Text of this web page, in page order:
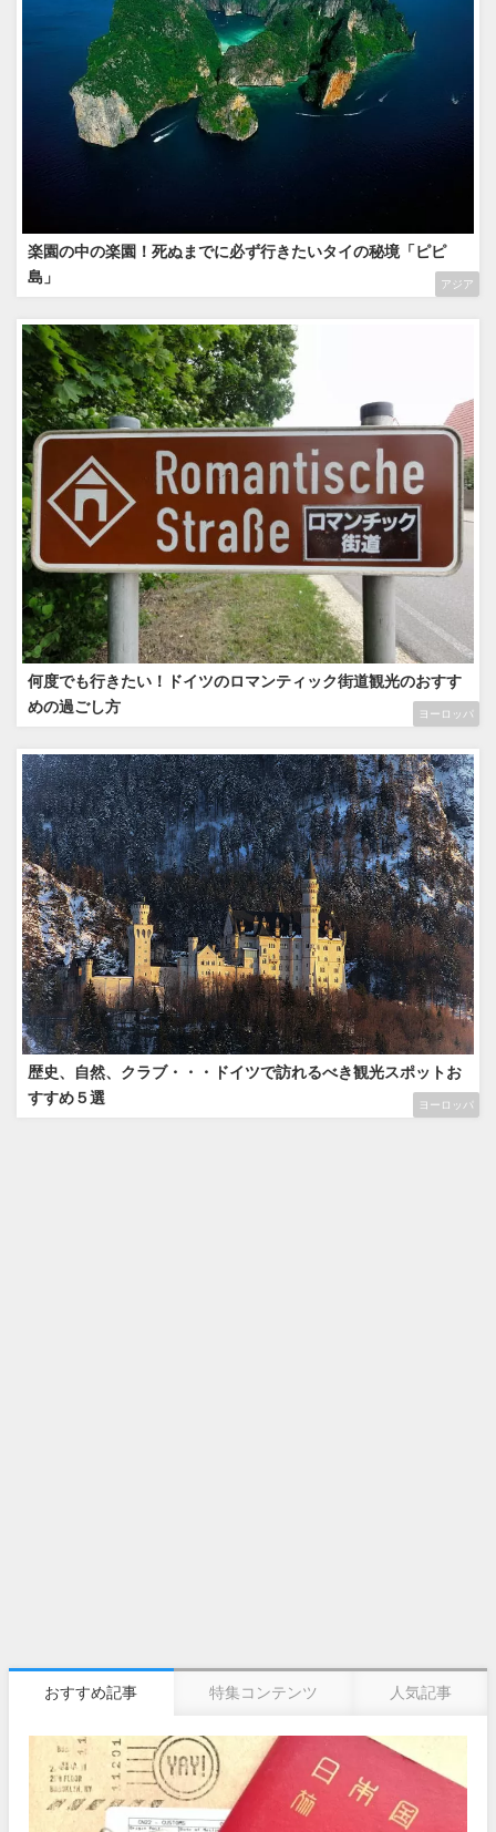
アジア
楽園の中の楽園！死ぬまでに必ず行きたいタイの秘境「ピピ
島」
ヨーロッパ
何度でも行きたい！ドイツのロマンティック街道観光のおすす
めの過ごし方
ヨーロッパ
歴史、自然、クラブ・・・ドイツで訪れるべき観光スポットお
すすめ５選
おすすめ記事 特集コンテンツ 人気記事